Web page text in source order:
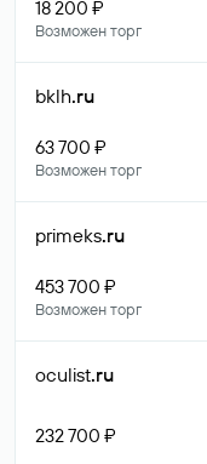
18 200 ₽
Возможен торг
bklh.ru
63 700 ₽
Возможен торг
primeks.ru
453 700 ₽
Возможен торг
oculist.ru
232 700 ₽